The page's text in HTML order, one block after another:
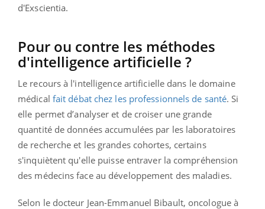
d'Exscientia.
Pour ou contre les méthodes
d'intelligence artificielle ?
Le recours à l'intelligence artificielle dans le domaine
médical fait débat chez les professionnels de santé. Si
elle permet d’analyser et de croiser une grande
quantité de données accumulées par les laboratoires
de recherche et les grandes cohortes, certains
s'inquiètent qu'elle puisse entraver la compréhension
des médecins face au développement des maladies.
Selon le docteur Jean-Emmanuel Bibault, oncologue à